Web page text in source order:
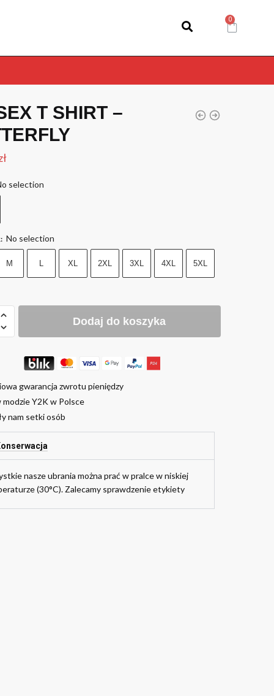
T SHIRT –
selection
: No selection
M XL 2XL 3XL 4XL 5XL
Dodaj do koszyka
gwarancja zwrotu pieniędzy
modzie Y2K w Polsce
nam setki osób
nasze ubrania można prać w pralce w niskiej
(30°C). Zalecamy sprawdzenie etykiety